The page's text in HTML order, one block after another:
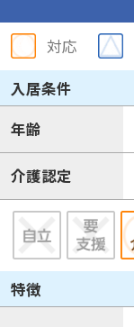
対応
入居条件
年齢
介護認定
特徴